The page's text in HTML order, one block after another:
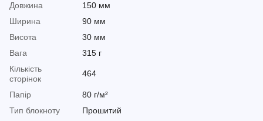
Довжина
150 мм
Ширина
90 мм
Висота
30 мм
Вага
315 г
Кількість
сторінок
464
Папір
80 г/м²
Тип блокноту
Прошитий